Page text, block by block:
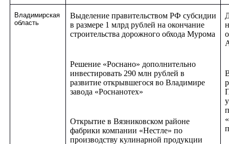
Владимирская
область
Выделение правительством РФ субсидии
в размере 1 млрд рублей на окончание
строительства дорожного обхода Мурома
Решение «Роснано» дополнительно
инвестировать 290 млн рублей в
развитие открывшегося во Владимире
завода «Роснанотех»
Открытие в Вязниковском районе
фабрики компании «Нестле» по
производству кулинарной продукции